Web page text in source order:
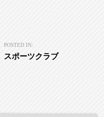
POSTED IN:
スポーツクラブ